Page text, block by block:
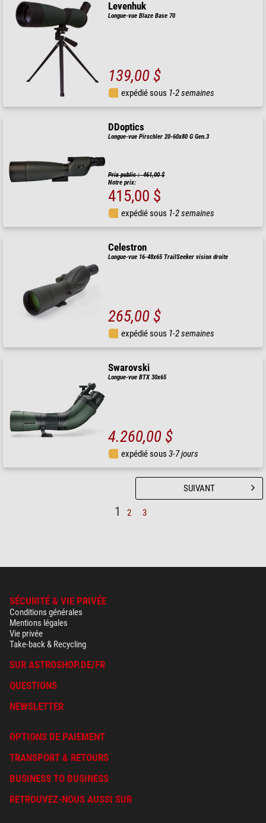
Levenhuk
Longue-vue Blaze Base 70
139,00 $
expédié sous 1-2 semaines
DDoptics
Longue-vue Pirschler 20-60x80 G Gen.3
Prix public : 461,00 $
Notre prix:
415,00 $
expédié sous 1-2 semaines
Celestron
Longue-vue 16-48x65 TrailSeeker vision droite
265,00 $
expédié sous 1-2 semaines
Swarovski
Longue-vue BTX 30x65
4.260,00 $
expédié sous3-7 jours
1 2 3
SUIVANT
SÉCURITÉ & VIE PRIVÉE
Conditions générales
Mentions légales
Vie privée
Take-back & Recycling
SUR ASTROSHOP.DE/FR
QUESTIONS
NEWSLETTER
OPTIONS DE PAIEMENT
TRANSPORT & RETOURS
BUSINESS TO BUSINESS
RETROUVEZ-NOUS AUSSI SUR